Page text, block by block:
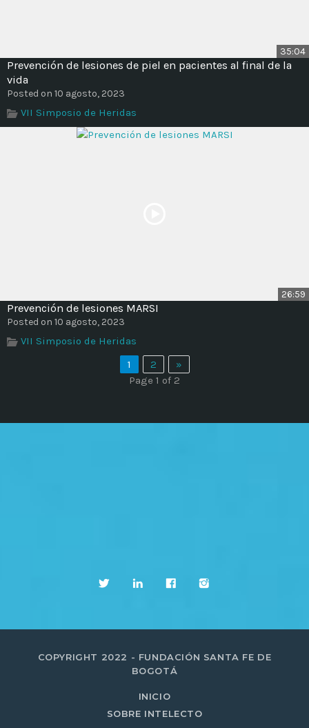
35:04
Prevención de lesiones de piel en pacientes al final de la
vida
Posted on 10 agosto, 2023
VII Simposio de Heridas
26:59
Prevención de lesiones MARSI
Posted on 10 agosto, 2023
VII Simposio de Heridas
1
2
»
Page 1 of 2
COPYRIGHT 2022 - FUNDACIÓN SANTA FE DE
BOGOTÁ
INICIO
SOBRE INTELECTO